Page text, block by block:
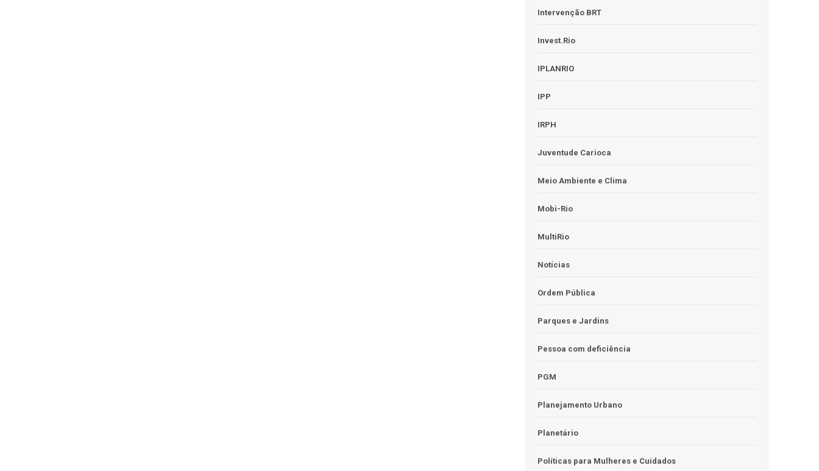
Intervenção BRT
Invest.Rio
IPLANRIO
IPP
IRPH
Juventude Carioca
Meio Ambiente e Clima
Mobi-Rio
MultiRio
Notícias
Ordem Pública
Parques e Jardins
Pessoa com deficiência
PGM
Planejamento Urbano
Planetário
Políticas para Mulheres e Cuidados